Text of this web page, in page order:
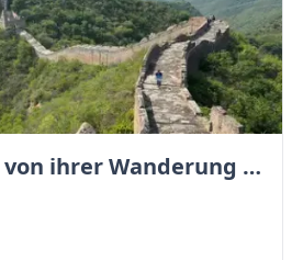
Maria erzählt von ihrer Wanderung auf der Großen Mauer